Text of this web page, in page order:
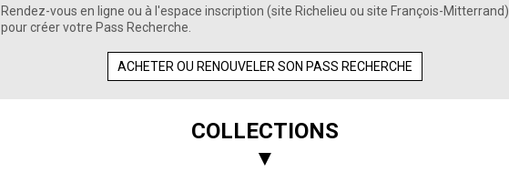
Rendez-vous en ligne ou à l'espace inscription (site Richelieu ou site François-Mitterrand)
pour créer votre Pass Recherche.
ACHETER OU RENOUVELER SON PASS RECHERCHE
COLLECTIONS
▼